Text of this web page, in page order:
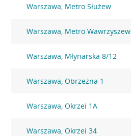
Warszawa, Metro Służew
Warszawa, Metro Wawrzyszew
Warszawa, Młynarska 8/12
Warszawa, Obrzeżna 1
Warszawa, Okrzei 1A
Warszawa, Okrzei 34